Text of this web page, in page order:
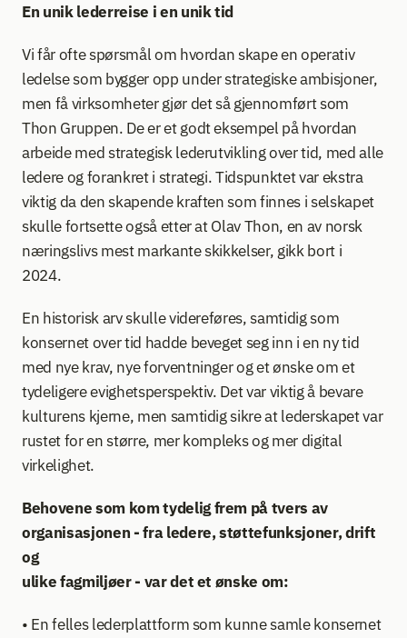
En unik lederreise i en unik tid
Vi får ofte spørsmål om hvordan skape en operativ
ledelse som bygger opp under strategiske ambisjoner,
men få virksomheter gjør det så gjennomført som
Thon Gruppen. De er et godt eksempel på hvordan
arbeide med strategisk lederutvikling over tid, med alle
ledere og forankret i strategi. Tidspunktet var ekstra
viktig da den skapende kraften som finnes i selskapet
skulle fortsette også etter at Olav Thon, en av norsk
næringslivs mest markante skikkelser, gikk bort i
2024.
En historisk arv skulle videreføres, samtidig som
konsernet over tid hadde beveget seg inn i en ny tid
med nye krav, nye forventninger og et ønske om et
tydeligere evighetsperspektiv. Det var viktig å bevare
kulturens kjerne, men samtidig sikre at lederskapet var
rustet for en større, mer kompleks og mer digital
virkelighet.
Behovene som kom tydelig frem på tvers av
organisasjonen - fra ledere, støttefunksjoner, drift
og
ulike fagmiljøer - var det et ønske om:
• En felles lederplattform som kunne samle konsernet